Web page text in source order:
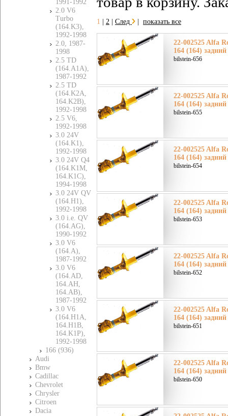
1991-1992
2.0 V6
Turbo
(164.K3),
1992-1998
2.0, 1987-
1998
2.5 TD
(164.A1A),
1987-1992
2.5 TD
(164.K2A,
164.K2B),
1992-1998
2.5 V6,
1992-1998
3.0 24V
(164.K1),
1992-1998
3.0 24V Q4
(164.K1M,
164.K1C),
1994-1998
3.0 24V QV
(164.H1),
1992-1998
3.0 i.e. QV
(164.AG),
1990-1992
3.0 V6
(164.A),
1987-1992
3.0 V6
(164.AD,
164.AH,
164.AB),
1987-1992
3.0 V6
(164.H1A,
164.H1B,
164.K1P),
1992-1998
166 (936)
Audi
Bmw
Cadillac
Chevrolet
Chrysler
Citroen
Dacia
1 2 След показать все
22-002525 Alfa
164 (164)
bilstein-656
22-002525 Alfa
164 (164)
bilstein-655
22-002525 Alfa
164 (164)
bilstein-654
22-002525 Alfa
164 (164)
bilstein-653
22-002525 Alfa
164 (164)
bilstein-652
22-002525 Alfa
164 (164)
bilstein-651
22-002525 Alfa
164 (164)
bilstein-650